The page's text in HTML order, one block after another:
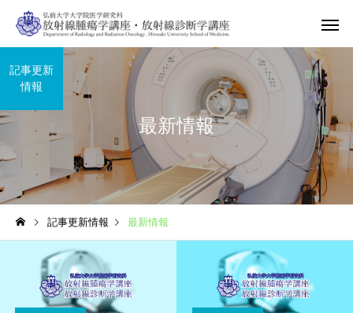
最新情報
記事更新
情報
記事更新情報 最新情報